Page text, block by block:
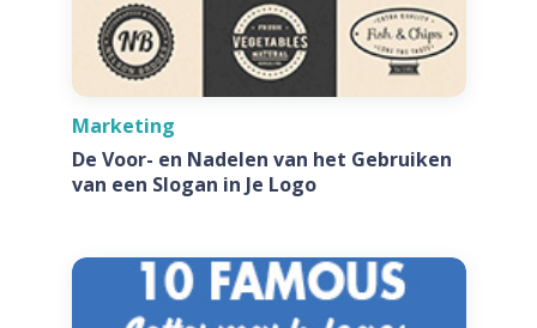
Marketing
De Voor- en Nadelen van het Gebruiken
van een Slogan in Je Logo